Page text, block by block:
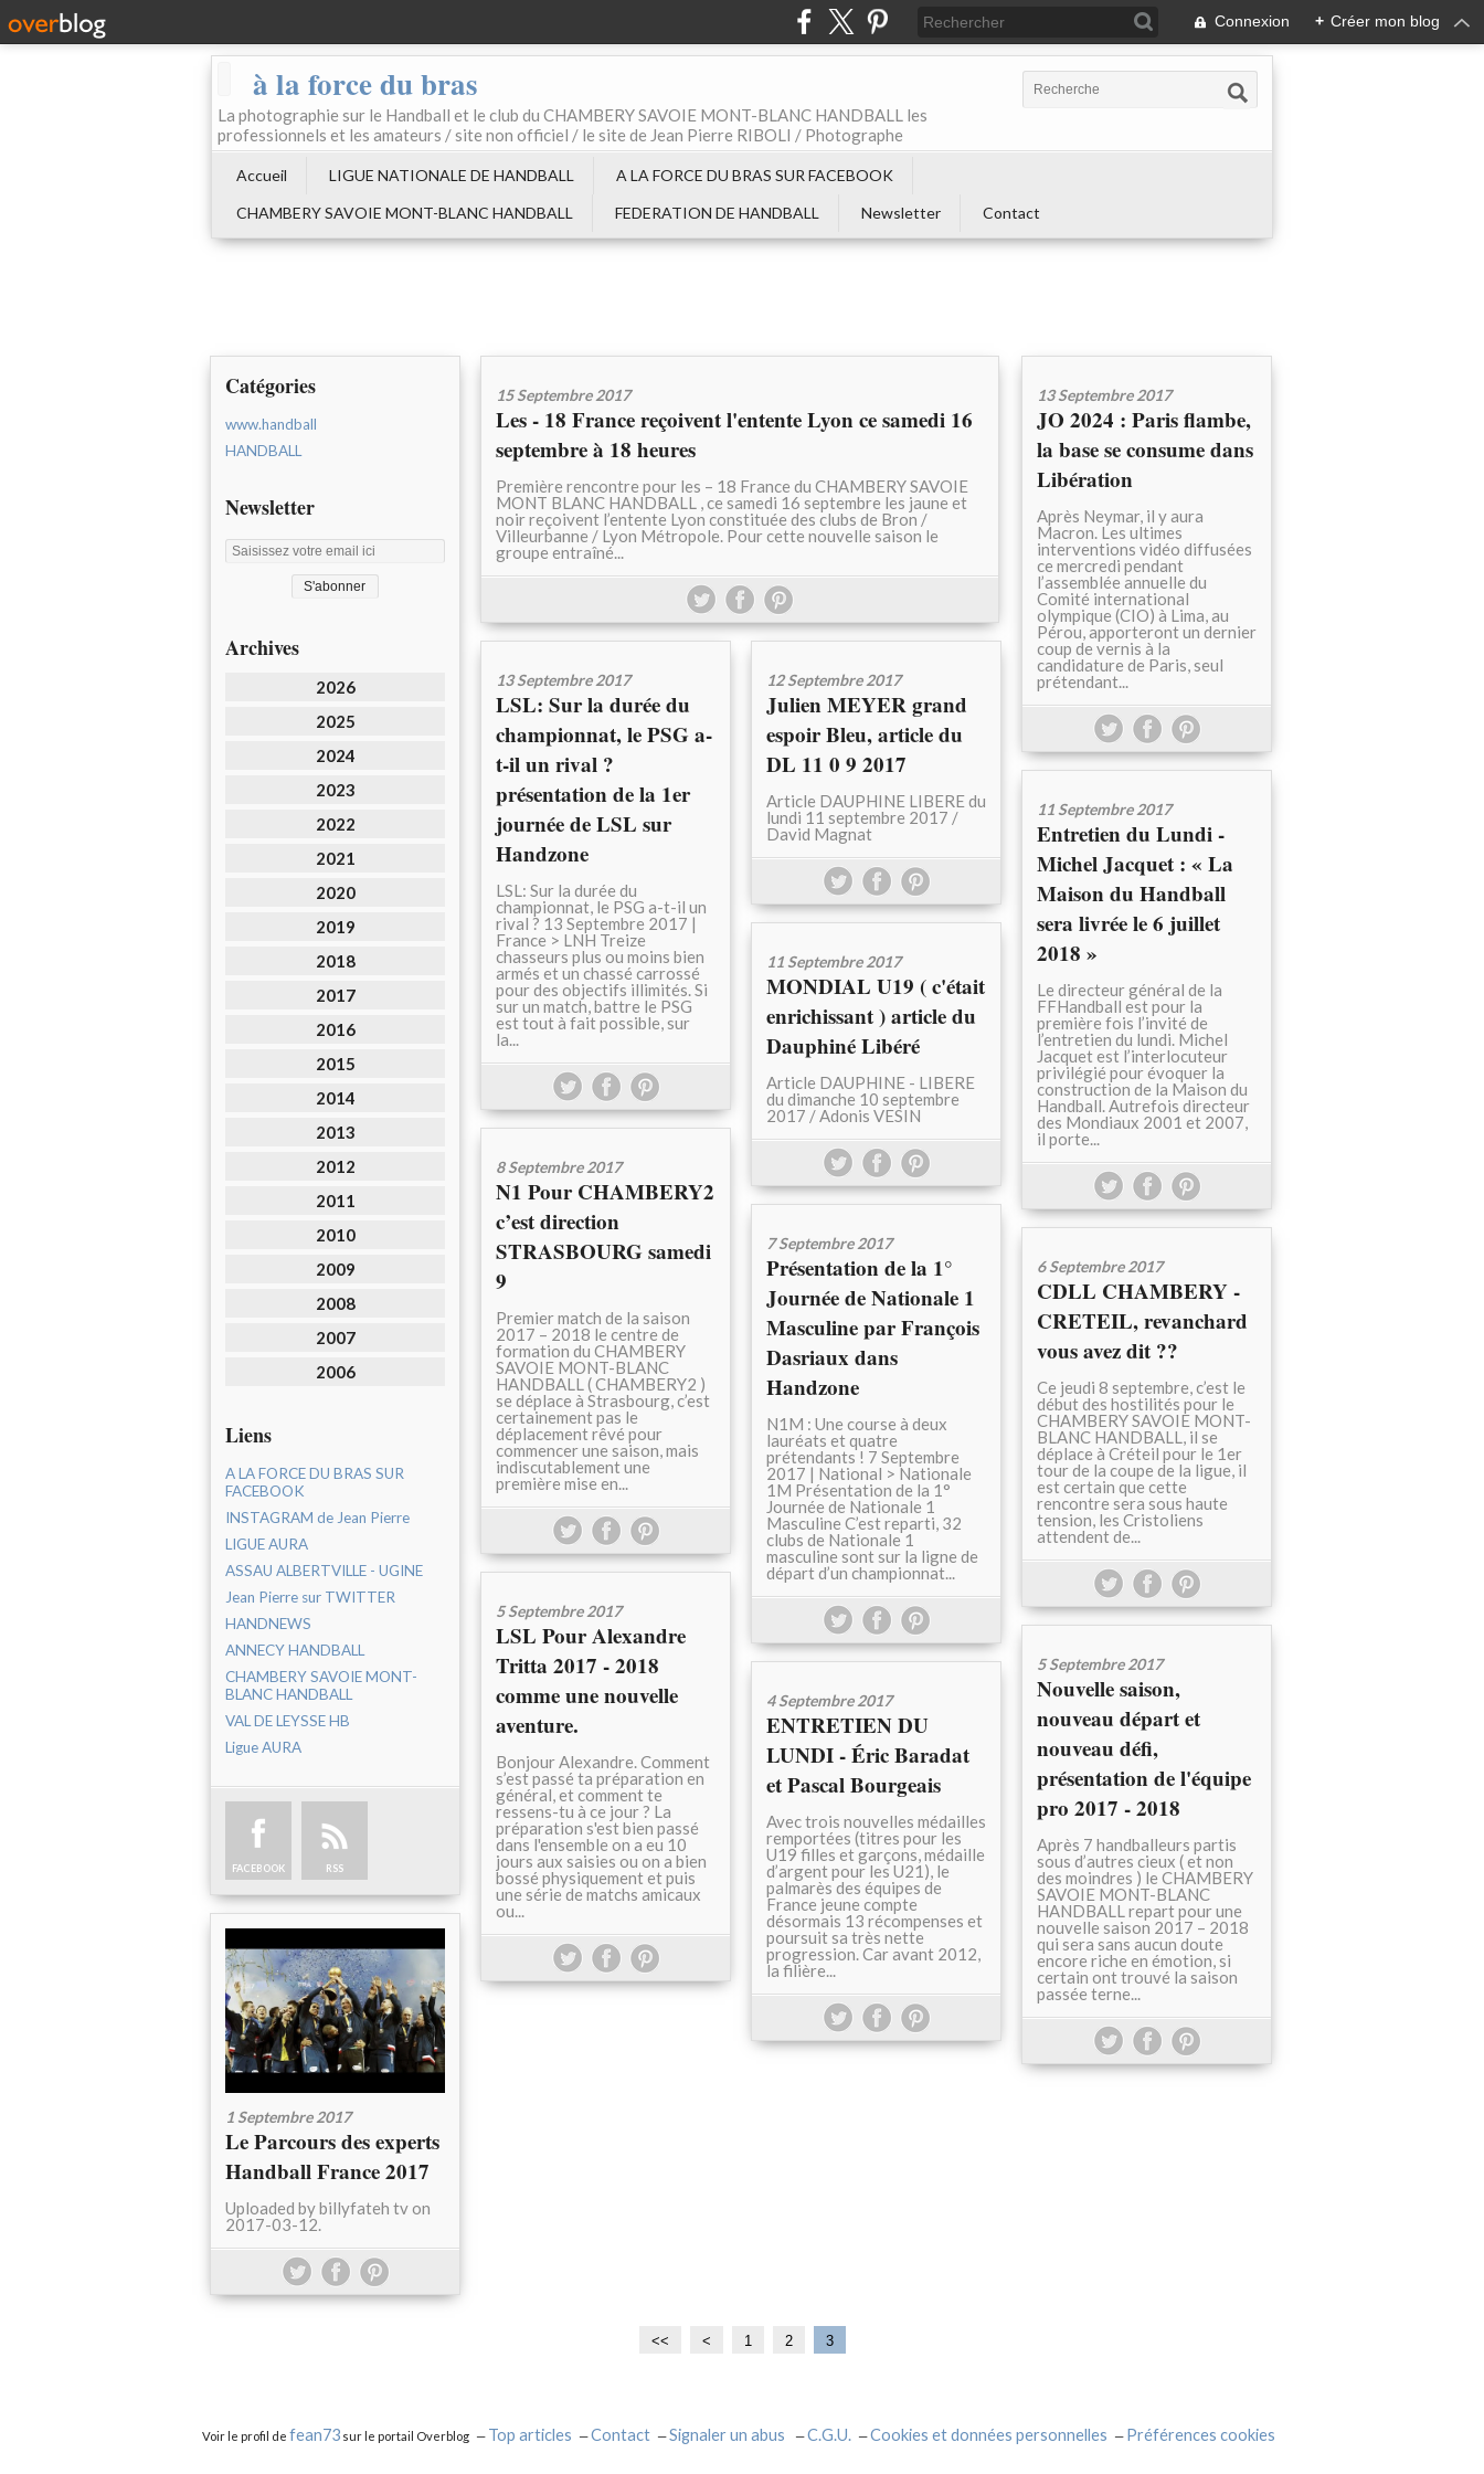
Connexion + Créer mon blog
à la force du bras
La photographie sur le Handball et le club du CHAMBERY SAVOIE MONT-BLANC HANDBALL les
professionnels et les amateurs / site non officiel / le site de Jean Pierre RIBOLI / Photographe
Accueil LIGUE NATIONALE DE HANDBALL
A LA FORCE DU BRAS SUR FACEBOOK
CHAMBERY SAVOIE MONT-BLANC HANDBALL
FEDERATION DE HANDBALL Newsletter Contact
Catégories
www.handball
HANDBALL
Newsletter
Archives
2026
2025
2024
2023
2022
2021
2020
2019
2018
2017
2016
2015
2014
2013
2012
2011
2010
2009
2008
2007
2006
Liens
A LA FORCE DU BRAS SUR
FACEBOOK
INSTAGRAM de Jean Pierre
LIGUE AURA
ASSAU ALBERTVILLE - UGINE
Jean Pierre sur TWITTER
HANDNEWS
ANNECY HANDBALL
CHAMBERY SAVOIE MONT-
BLANC HANDBALL
VAL DE LEYSSE HB
Ligue AURA
FACEBOOK RSS
15 Septembre 2017
Les - 18 France reçoivent l'entente Lyon ce samedi 16
septembre à 18 heures
Première rencontre pour les – 18 France du CHAMBERY SAVOIE
MONT BLANC HANDBALL , ce samedi 16 septembre les jaune et
noir reçoivent l’entente Lyon constituée des clubs de Bron /
Villeurbanne / Lyon Métropole. Pour cette nouvelle saison le
groupe entraîné...
13 Septembre 2017
JO 2024 : Paris flambe,
la base se consume dans
Libération
Après Neymar, il y aura
Macron. Les ultimes
interventions vidéo diffusées
ce mercredi pendant
l’assemblée annuelle du
Comité international
olympique (CIO) à Lima, au
Pérou, apporteront un dernier
coup de vernis à la
candidature de Paris, seul
prétendant...
13 Septembre 2017
LSL: Sur la durée du
championnat, le PSG a-
t-il un rival ?
présentation de la 1er
journée de LSL sur
Handzone
LSL: Sur la durée du
championnat, le PSG a-t-il un
rival ? 13 Septembre 2017 |
France > LNH Treize
chasseurs plus ou moins bien
armés et un chassé carrossé
pour des objectifs illimités. Si
sur un match, battre le PSG
est tout à fait possible, sur
la...
12 Septembre 2017
Julien MEYER grand
espoir Bleu, article du
DL 11 0 9 2017
Article DAUPHINE LIBERE du
lundi 11 septembre 2017 /
David Magnat
11 Septembre 2017
Entretien du Lundi -
Michel Jacquet : « La
Maison du Handball
sera livrée le 6 juillet
2018 »
Le directeur général de la
FFHandball est pour la
première fois l’invité de
l’entretien du lundi. Michel
Jacquet est l’interlocuteur
privilégié pour évoquer la
construction de la Maison du
Handball. Autrefois directeur
des Mondiaux 2001 et 2007,
il porte...
11 Septembre 2017
MONDIAL U19 ( c'était
enrichissant ) article du
Dauphiné Libéré
Article DAUPHINE - LIBERE
du dimanche 10 septembre
2017 / Adonis VESIN
8 Septembre 2017
N1 Pour CHAMBERY2
c’est direction
STRASBOURG samedi
9
Premier match de la saison
2017 – 2018 le centre de
formation du CHAMBERY
SAVOIE MONT-BLANC
HANDBALL ( CHAMBERY2 )
se déplace à Strasbourg, c’est
certainement pas le
déplacement rêvé pour
commencer une saison, mais
indiscutablement une
première mise en...
7 Septembre 2017
Présentation de la 1°
Journée de Nationale 1
Masculine par François
Dasriaux dans
Handzone
N1M : Une course à deux
lauréats et quatre
prétendants ! 7 Septembre
2017 | National > Nationale
1M Présentation de la 1°
Journée de Nationale 1
Masculine C’est reparti, 32
clubs de Nationale 1
masculine sont sur la ligne de
départ d’un championnat...
6 Septembre 2017
CDLL CHAMBERY -
CRETEIL, revanchard
vous avez dit ??
Ce jeudi 8 septembre, c’est le
début des hostilités pour le
CHAMBERY SAVOIE MONT-
BLANC HANDBALL, il se
déplace à Créteil pour le 1er
tour de la coupe de la ligue, il
est certain que cette
rencontre sera sous haute
tension, les Cristoliens
attendent de...
5 Septembre 2017
LSL Pour Alexandre
Tritta 2017 - 2018
comme une nouvelle
aventure.
Bonjour Alexandre. Comment
s’est passé ta préparation en
général, et comment te
ressens-tu à ce jour ? La
préparation s'est bien passé
dans l'ensemble on a eu 10
jours aux saisies ou on a bien
bossé physiquement et puis
une série de matchs amicaux
ou...
5 Septembre 2017
Nouvelle saison,
nouveau départ et
nouveau défi,
présentation de l'équipe
pro 2017 - 2018
Après 7 handballeurs partis
sous d’autres cieux ( et non
des moindres ) le CHAMBERY
SAVOIE MONT-BLANC
HANDBALL repart pour une
nouvelle saison 2017 – 2018
qui sera sans aucun doute
encore riche en émotion, si
certain ont trouvé la saison
passée terne...
4 Septembre 2017
ENTRETIEN DU
LUNDI - Éric Baradat
et Pascal Bourgeais
Avec trois nouvelles médailles
remportées (titres pour les
U19 filles et garçons, médaille
d’argent pour les U21), le
palmarès des équipes de
France jeune compte
désormais 13 récompenses et
poursuit sa très nette
progression. Car avant 2012,
la filière...
1 Septembre 2017
Le Parcours des experts
Handball France 2017
Uploaded by billyfateh tv on
2017-03-12.
<< < 1 2 3
Voir le profil de fean73 sur le portail Overblog Top articles Contact Signaler un abus C.G.U. Cookies et données personnelles Préférences cookies